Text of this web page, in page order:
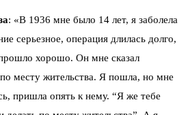
: «В 1936 мне было 14 лет, я заболела
серьезное, операция длилась долго,
хорошо. Он мне сказал
месту жительства. Я пошла, но мне
пришла опять к нему. “Я же тебе